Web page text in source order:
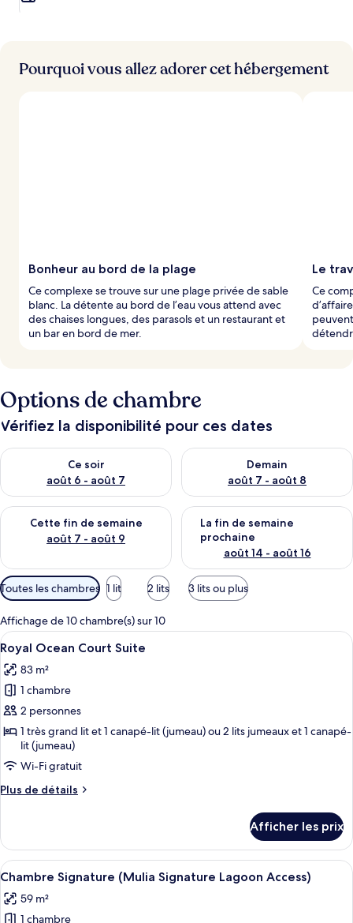
Pourquoi vous allez adorer cet hébergement
Bonheur au bord de la plage
Ce complexe se trouve sur une plage privée de sable
blanc. La détente au bord de l’eau vous attend avec
des chaises longues, des parasols et un restaurant et
un bar en bord de mer.
Le
Ce
Options de chambre
Vérifiez la disponibilité pour ces dates
Ce soir
août 6 - août 7
Vérifier la disponibilité pour ce soir août 6 - août 7
Demain
août 7 - août 8
Vérifier la disponibilité pour
Cette fin de semaine
août 7 - août 9
Vérifier la disponibilité pour cette fin de semaine août 7 -
La fin de semaine
prochaine
août 14 - août 16
Vérifier la disponibilité pour
Filtres
disponibles
pour
les
chambres
Toutes les chambres 1 lit 2 lits 3 lits ou plus
Affichage de 10 chambre(s) sur 10
Afficher
toutes
les
photos
pour
ce
type
de
chambre :
Court
Suite
Une chambre d’hôtel dotée d’un
5
Royal Ocean Court Suite
83 m²
1 chambre
2 personnes
1 très grand lit et 1 canapé-lit (jumeau) ou 2 lits jumeaux et 1 canapé-
lit (jumeau)
Wi-Fi gratuit
Plus de détails
Plus
Royal
Ocean
Court
Afficher les prix
Afficher
toutes
les
Une chambre d’hôtel avec un grand
5
Chambre Signature (Mulia Signature Lagoon Access)
59 m²
1 chambre